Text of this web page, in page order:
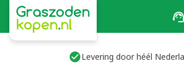
Levering door héél